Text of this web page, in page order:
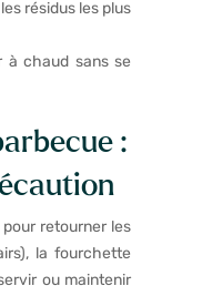
résidus les plus
à chaud sans se
:
retourner les
la fourchette
ou maintenir